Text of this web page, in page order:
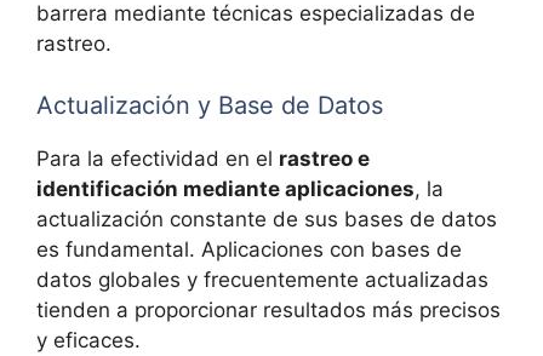
barrera mediante técnicas especializadas de
rastreo.
Actualización y Base de Datos
Para la efectividad en el rastreo e
identificación mediante aplicaciones, la
actualización constante de sus bases de datos
es fundamental. Aplicaciones con bases de
datos globales y frecuentemente actualizadas
tienden a proporcionar resultados más precisos
y eficaces.